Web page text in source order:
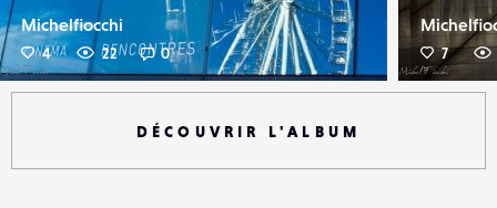
Michelfiocchi
4 22 0 7
DÉCOUVRIR L'ALBUM